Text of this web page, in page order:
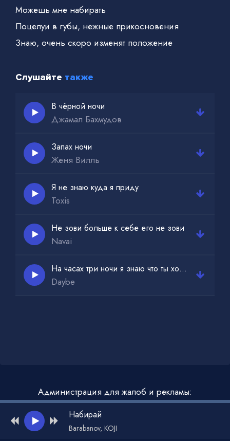
Можешь мне набирать
Поцелуи в губы, нежные прикосновения
Знаю, очень скоро изменят положение
Слушайте также
В чёрной ночи
Джамал Бахмудов
Запах ночи
Женя Вилль
Я не знаю куда я приду
Toxis
Не зови больше к себе его не зови
Navai
На часах три ночи я знаю что ты хочешь
Daybe
Администрация для жалоб и рекламы:
admin@muzdark.net
Набирай
Barabanov, KOJI